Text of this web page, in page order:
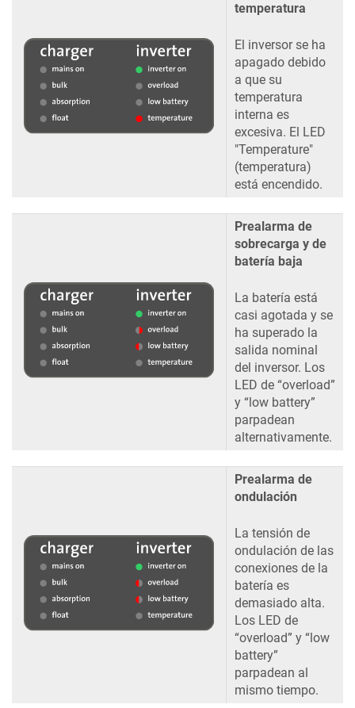
temperatura
El inversor se ha
apagado debido
a que su
temperatura
interna es
excesiva. El LED
"Temperature"
(temperatura)
está encendido.
Prealarma de
sobrecarga y de
batería baja
La batería está
casi agotada y se
ha superado la
salida nominal
del inversor. Los
LED de “overload”
y “low battery”
parpadean
alternativamente.
Prealarma de
ondulación
La tensión de
ondulación de las
conexiones de la
batería es
demasiado alta.
Los LED de
“overload” y “low
battery”
parpadean al
mismo tiempo.